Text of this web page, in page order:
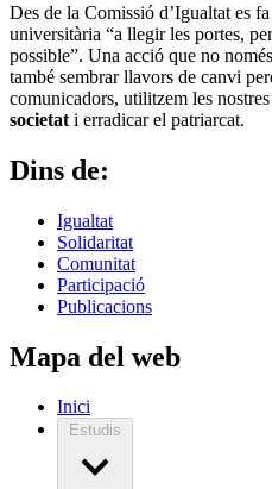
Des de la Comissió d’Igualtat es
universitària “a llegir les portes,
possible”. Una acció que no
també sembrar llavors de canvi
comunicadors, utilitzem les
societat i erradicar el patriarcat.
Dins de:
Igualtat
Solidaritat
Comunitat
Participació
Publicacions
Mapa del web
Inici
Estudis